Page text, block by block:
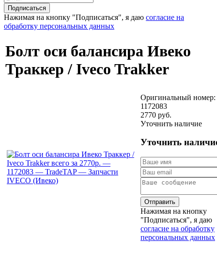
Нажимая на кнопку "Подписаться", я даю согласие на
обработку персональных данных
Болт оси балансира Ивеко
Траккер / Iveco Trakker
Оригинальный номер:
1172083
2770 руб.
Уточнить наличие
Уточнить
Отправить
Нажимая на кнопку
"Подписаться", я даю
согласие на обработку
персональных данных